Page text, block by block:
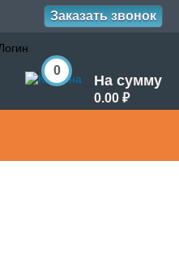
Заказать звонок
0
На сумму
0.00 ₽